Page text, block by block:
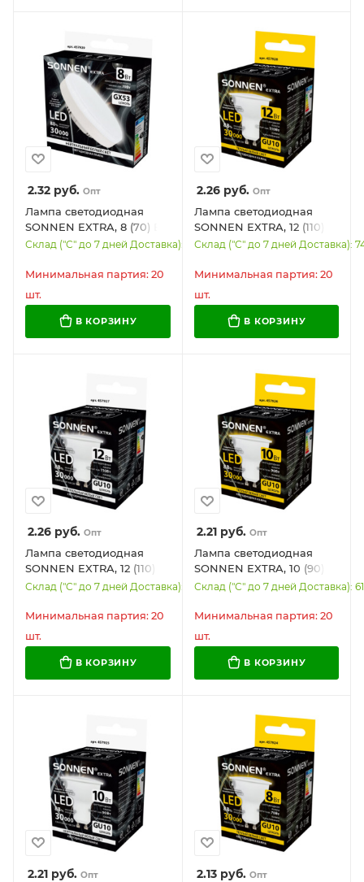
2.32 руб. Опт
Лампа светодиодная
SONNEN EXTRA, 8 (70) Вт,
GX53, таблетка,
30000 ч, LED 8W-4000-
Склад ("С" до 7 дней Доставка): 5372
Минимальная партия: 20
шт.
В КОРЗИНУ
2.26руб. Опт
Лампа светодиодная
SONNEN EXTRA, 12 (110)
Вт, GU10, софит, теплый
MR16-GU10-12W-2700,
Склад ("С" до 7 дней Доставка):
Минимальная партия: 20
шт.
В КОРЗИНУ
2.26 руб. Опт
Лампа светодиодная
SONNEN EXTRA, 12 (110)
Вт, GU10, софит,
30000 ч, LED MR16-GU10-
Склад ("С" до 7 дней Доставка): 7264
Минимальная партия: 20
шт.
В КОРЗИНУ
2.21руб. Опт
Лампа светодиодная
SONNEN EXTRA, 10 (90)
Вт, GU10, софит, теплый
MR16-GU10-10W-2700,
Склад ("С" до 7 дней Доставка):
Минимальная партия: 20
шт.
В КОРЗИНУ
2.21 руб. Опт 2.13руб. Опт